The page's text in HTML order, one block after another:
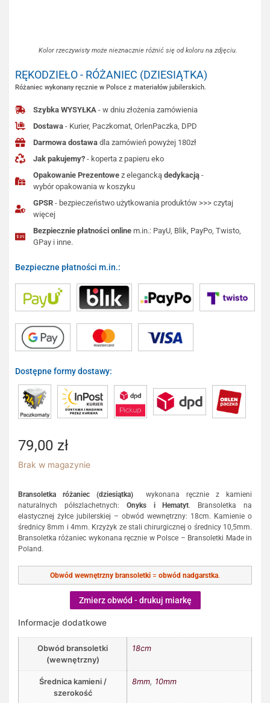
Kolor rzeczywisty może nieznacznie różnić się od koloru na zdjęciu.
RĘKODZIEŁO - RÓŻANIEC (DZIESIĄTKA)
Różaniec wykonany ręcznie w Polsce z materiałów jubilerskich.
Szybka WYSYŁKA - w dniu złożenia zamówienia
Dostawa - Kurier, Paczkomat, OrlenPaczka, DPD
Darmowa dostawa dla zamówień powyżej 180zł
Jak pakujemy? - koperta z papieru eko
Opakowanie Prezentowe z eleganckądedykacją -
wybór opakowania w koszyku
GPSR - bezpieczeństwo użytkowania produktów >>> czytaj
więcej
Bezpiecznie płatności online m.in.: PayU, Blik, PayPo, Twisto,
GPay i inne.
Bezpieczne płatności m.in.:
Dostępne formy dostawy:
79,00 zł
Brak w magazynie
Bransoletka różaniec (dziesiątka)wykonana ręcznie z kamieni
naturalnych półszlachetnych: Onyks i Hematyt. Bransoletka na
elastycznej żyłce jubilerskiej – obwód wewnętrzny: 18cm. Kamienie o
średnicy 8mm i 4mm. Krzyżyk ze stali chirurgicznej o średnicy 10,5mm.
Bransoletka różaniec wykonana ręcznie w Polsce – Bransoletki Made in
Poland.
Obwód wewnętrzny bransoletki = obwód nadgarstka.
Zmierz obwód - drukuj miarkę
Informacje dodatkowe
Obwód bransoletki
(wewnętrzny)
18cm
Średnica kamieni /
szerokość
8mm, 10mm